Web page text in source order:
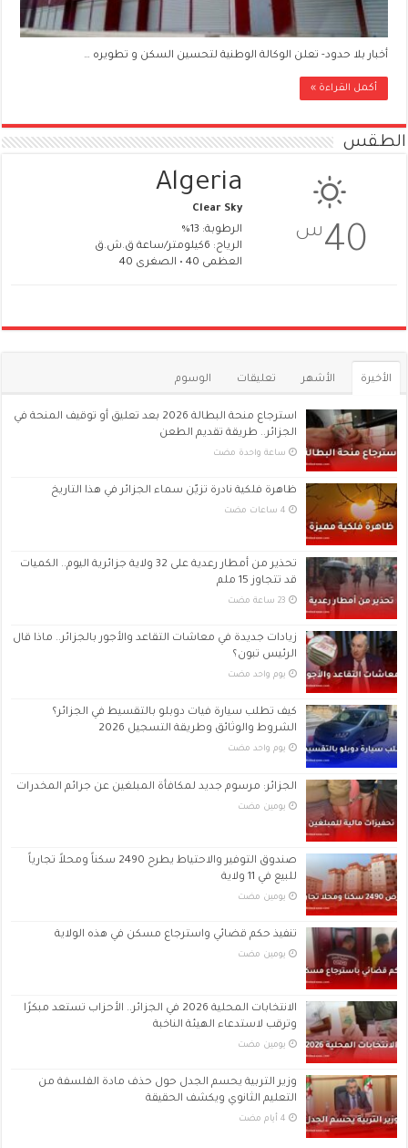
أخبار بلا حدود- تعلن الوكالة الوطنية لتحسين السكن و تطويره …
أكمل القراءة »
الطقس
40س
Algeria
Clear Sky
الرطوبة: 13%
الرياح: 6كيلومتر/ساعة ق.ش.ق‎
العظمى 40 • الصغرى 40
الأخيرة الأشهر تعليقات الوسوم
استرجاع منحة البطالة 2026 بعد تعليق أو توقيف المنحة في
الجزائر.. طريقة تقديم الطعن
‏ساعة واحدة مضت
ظاهرة فلكية نادرة تزيّن سماء الجزائر في هذا التاريخ
تحذير من أمطار رعدية على 32 ولاية جزائرية اليوم.. الكميات
قد تتجاوز 15 ملم
زيادات جديدة في معاشات التقاعد والأجور بالجزائر.. ماذا قال
الرئيس تبون؟
‏يوم واحد مضت
كيف تطلب سيارة فيات دوبلو بالتقسيط في الجزائر؟
الشروط والوثائق وطريقة التسجيل 2026
‏يوم واحد مضت
الجزائر: مرسوم جديد لمكافأة المبلغين عن جرائم المخدرات
‏يومين مضت
صندوق التوفير والاحتياط يطرح 2490 سكناً ومحلاً تجارياً
للبيع في 11 ولاية
‏يومين مضت
تنفيذ حكم قضائي واسترجاع مسكن في هذه الولاية
‏يومين مضت
الانتخابات المحلية 2026 في الجزائر.. الأحزاب تستعد مبكرًا
وترقب لاستدعاء الهيئة الناخبة
‏يومين مضت
وزير التربية يحسم الجدل حول حذف مادة الفلسفة من
التعليم الثانوي ويكشف الحقيقة